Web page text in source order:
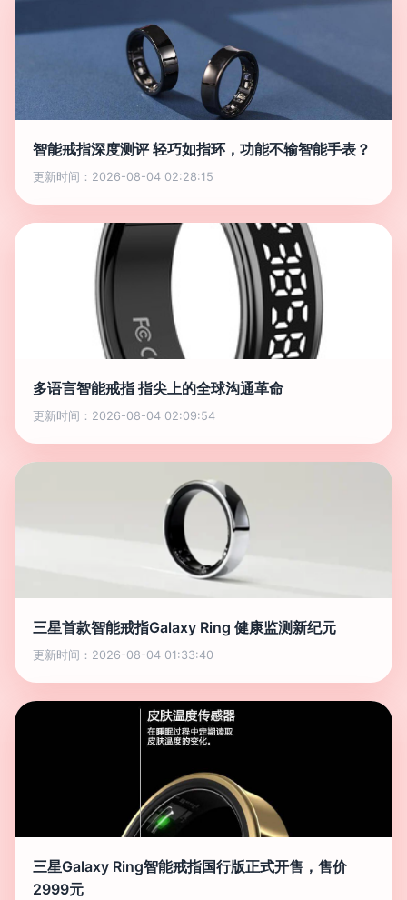
智能戒指深度测评 轻巧如指环，功能不输智能手表？
更新时间：2026-08-04 02:28:15
多语言智能戒指 指尖上的全球沟通革命
更新时间：2026-08-04 02:09:54
三星首款智能戒指Galaxy Ring 健康监测新纪元
更新时间：2026-08-04 01:33:40
三星Galaxy Ring智能戒指国行版正式开售，售价
2999元